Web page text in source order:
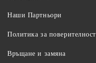
Наши Партньори
Политика за поверителност
Връщане и замяна